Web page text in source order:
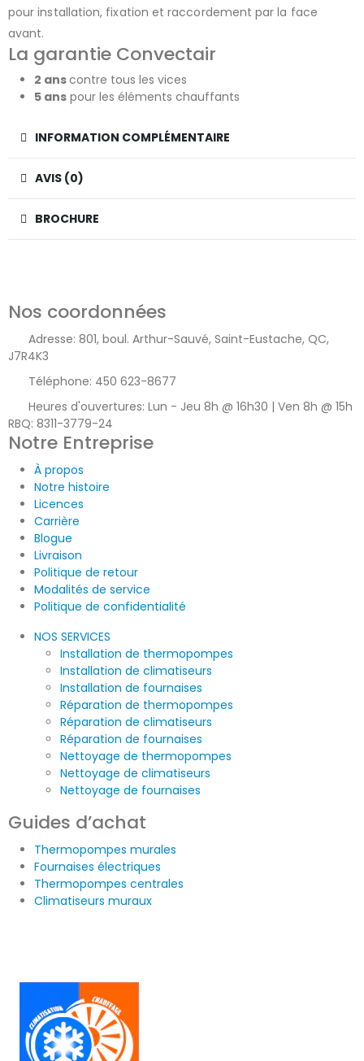
pour installation, fixation et raccordement par la face
avant.
La garantie Convectair
2 anscontre tous les vices
5 ans pour les éléments chauffants
INFORMATION COMPLÉMENTAIRE
AVIS (0)
BROCHURE
Nos coordonnées
Adresse: 801, boul. Arthur-Sauvé, Saint-Eustache, QC,
J7R4K3
Téléphone: 450 623-8677
Heures d'ouvertures: Lun - Jeu 8h @ 16h30 | Ven 8h @ 15h
RBQ: 8311-3779-24
Notre Entreprise
À propos
Notre histoire
Licences
Carrière
Blogue
Livraison
Politique de retour
Modalités de service
Politique de confidentialité
NOS SERVICES
Installation de thermopompes
Installation de climatiseurs
Installation de fournaises
Réparation de thermopompes
Réparation de climatiseurs
Réparation de fournaises
Nettoyage de thermopompes
Nettoyage de climatiseurs
Nettoyage de fournaises
Guides d’achat
Thermopompes murales
Fournaises électriques
Thermopompes centrales
Climatiseurs muraux